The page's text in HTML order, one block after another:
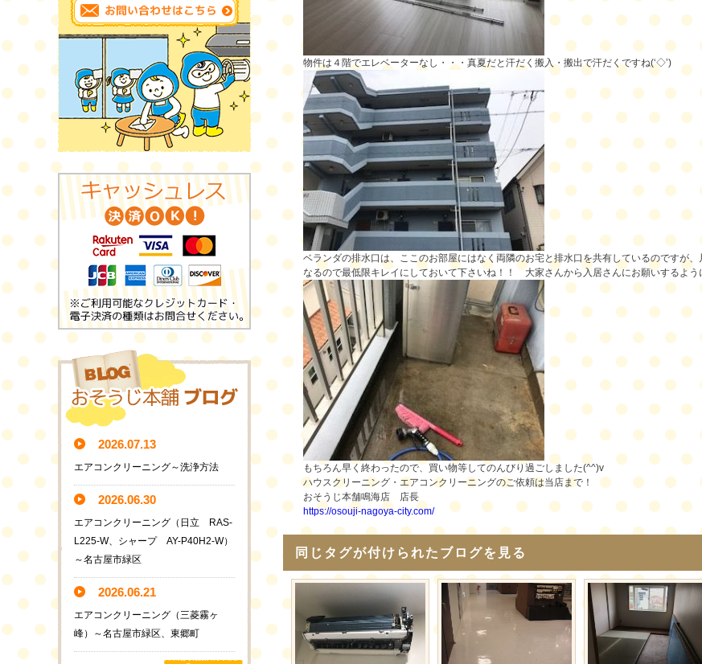
物件は４階でエレベーターなし・・・真夏だと汗だく搬入・搬出で汗だくですね(‘◇’)ゞ
ベランダの排水口は、ここのお部屋にはなく両隣のお宅と排水口を共有しているのですが
なるので最低限キレイにしておいて下さいね！！ 大家さんから入居さんにお願いするよう
もちろん早く終わったので、買い物等してのんびり過ごしました(^^)v
ハウスクリーニング・エアコンクリーニングのご依頼は当店まで！
おそうじ本舗鳴海店 店長
https://osouji-nagoya-city.com/
同じタグが付けられたブログを見る
2026.07.13
エアコンクリーニング～洗浄方法
2026.06.30
エアコンクリーニング（日立 RAS-
L225-W、シャープ AY-P40H2-W）
～名古屋市緑区
2026.06.21
エアコンクリーニング（三菱霧ヶ
峰）～名古屋市緑区、東郷町